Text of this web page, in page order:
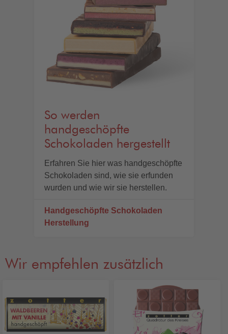
So werden
handgeschöpfte
Schokoladen hergestellt
Erfahren Sie hier was handgeschöpfte
Schokoladen sind, wie sie erfunden
wurden und wie wir sie herstellen.
Handgeschöpfte Schokoladen
Herstellung
Wir empfehlen zusätzlich